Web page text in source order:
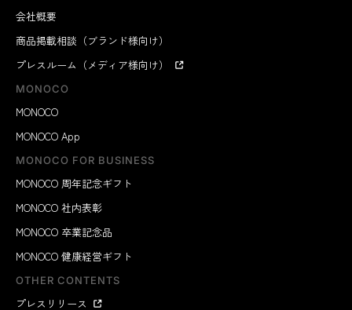
会社概要
商品掲載相談（ブランド様向け）
プレスルーム（メディア様向け）
MONOCO
MONOCO
MONOCO App
MONOCO FOR BUSINESS
MONOCO 周年記念ギフト
MONOCO 社内表彰
MONOCO 卒業記念品
MONOCO 健康経営ギフト
OTHER CONTENTS
プレスリリース